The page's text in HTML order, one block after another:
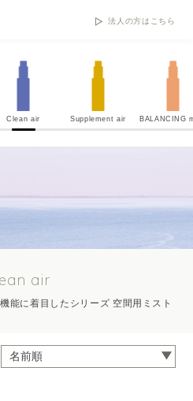
法人の方はこちら
Clean air Supplement air BALANCING
air
能に着目したシリーズ 空間用ミスト